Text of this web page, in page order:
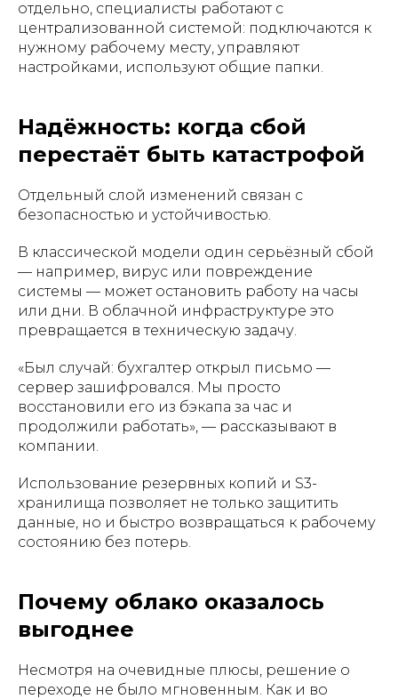
отдельно, специалисты работают с
централизованной системой: подключаются к
нужному рабочему месту, управляют
настройками, используют общие папки.
Надёжность: когда сбой
перестаёт быть катастрофой
Отдельный слой изменений связан с
безопасностью и устойчивостью.
В классической модели один серьёзный сбой
— например, вирус или повреждение
системы — может остановить работу на часы
или дни. В облачной инфраструктуре это
превращается в техническую задачу.
«Был случай: бухгалтер открыл письмо —
сервер зашифровался. Мы просто
восстановили его из бэкапа за час и
продолжили работать», — рассказывают в
компании.
Использование резервных копий и S3-
хранилища позволяет не только защитить
данные, но и быстро возвращаться к рабочему
состоянию без потерь.
Почему облако оказалось
выгоднее
Несмотря на очевидные плюсы, решение о
переходе не было мгновенным. Как и во